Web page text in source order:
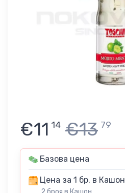
€11 14 €13 79
Базова цена
Цена за 1 бр. в Кашон